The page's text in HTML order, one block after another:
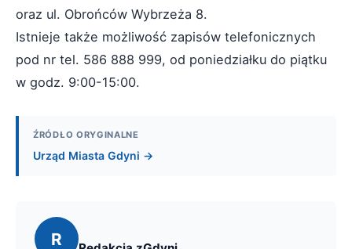
oraz ul. Obrońców Wybrzeża 8.
Istnieje także możliwość zapisów telefonicznych
pod nr tel. 586 888 999, od poniedziałku do piątku
w godz. 9:00-15:00.
ŹRÓDŁO ORYGINALNE
Urząd Miasta Gdyni →
R